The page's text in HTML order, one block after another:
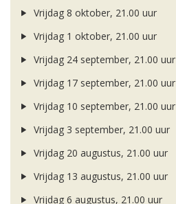
Vrijdag 8 oktober, 21.00 uur
Vrijdag 1 oktober, 21.00 uur
Vrijdag 24 september, 21.00 uur
Vrijdag 17 september, 21.00 uur
Vrijdag 10 september, 21.00 uur
Vrijdag 3 september, 21.00 uur
Vrijdag 20 augustus, 21.00 uur
Vrijdag 13 augustus, 21.00 uur
Vrijdag 6 augustus, 21.00 uur